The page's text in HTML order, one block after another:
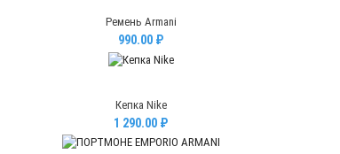
Ремень Armani
990.00 ₽
Кепка Nike
1 290.00 ₽